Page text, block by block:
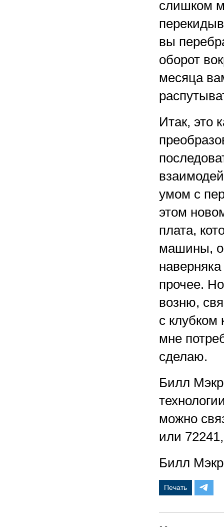
слишком
вы
оборот
месяца
Итак, это
умом с
этом
плата,
машины,
прочее.
возню,
с клубком
мне
сделаю.
Билл
можно
или
Билл
Печать